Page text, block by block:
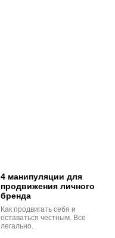
4 манипуляции для
продвижения личного
бренда
Как продвигать себя и
оставаться честным. Все
легально.